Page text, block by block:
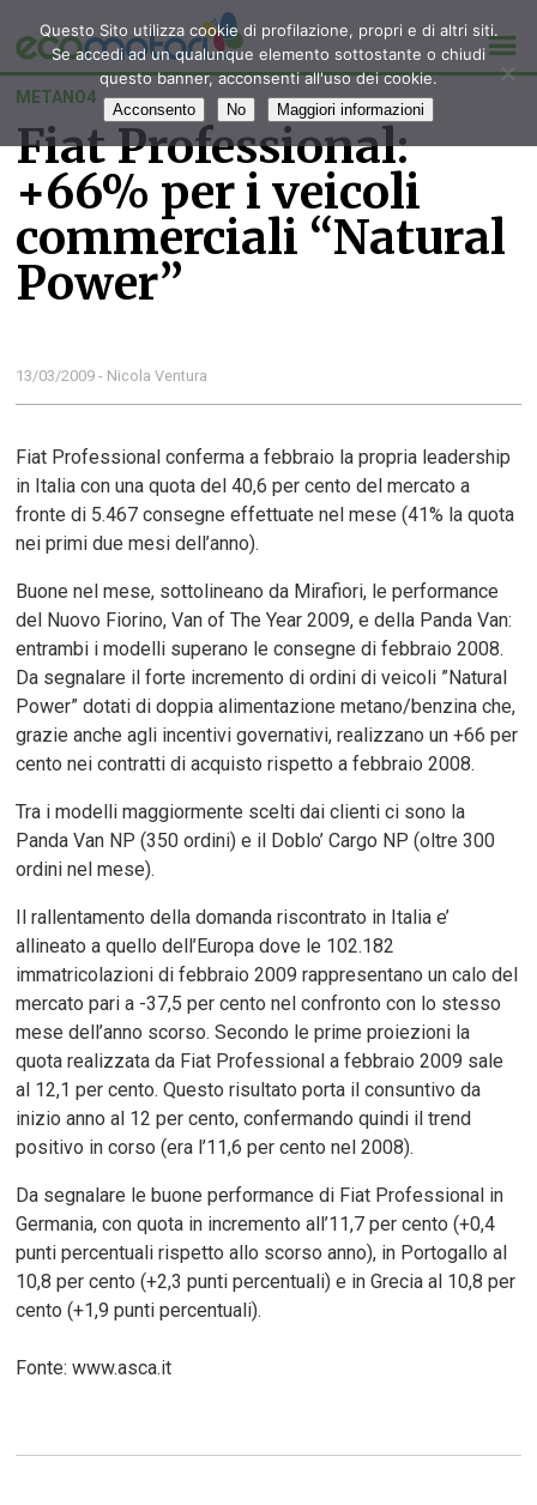
METANO4
Fiat Professional:
+66% per i veicoli
commerciali “Natural
Power”
13/03/2009 - Nicola Ventura
Fiat Professional conferma a febbraio la propria leadership
in Italia con una quota del 40,6 per cento del mercato a
fronte di 5.467 consegne effettuate nel mese (41% la quota
nei primi due mesi dell’anno).
Buone nel mese, sottolineano da Mirafiori, le performance
del Nuovo Fiorino, Van of The Year 2009, e della Panda Van:
entrambi i modelli superano le consegne di febbraio 2008.
Da segnalare il forte incremento di ordini di veicoli ”Natural
Power” dotati di doppia alimentazione metano/benzina che,
grazie anche agli incentivi governativi, realizzano un +66 per
cento nei contratti di acquisto rispetto a febbraio 2008.
Tra i modelli maggiormente scelti dai clienti ci sono la
Panda Van NP (350 ordini) e il Doblo’ Cargo NP (oltre 300
ordini nel mese).
Il rallentamento della domanda riscontrato in Italia e’
allineato a quello dell’Europa dove le 102.182
immatricolazioni di febbraio 2009 rappresentano un calo del
mercato pari a -37,5 per cento nel confronto con lo stesso
mese dell’anno scorso. Secondo le prime proiezioni la
quota realizzata da Fiat Professional a febbraio 2009 sale
al 12,1 per cento. Questo risultato porta il consuntivo da
inizio anno al 12 per cento, confermando quindi il trend
positivo in corso (era l’11,6 per cento nel 2008).
Da segnalare le buone performance di Fiat Professional in
Germania, con quota in incremento all’11,7 per cento (+0,4
punti percentuali rispetto allo scorso anno), in Portogallo al
10,8 per cento (+2,3 punti percentuali) e in Grecia al 10,8 per
cento (+1,9 punti percentuali).
Fonte: www.asca.it
Questo Sito utilizza cookie di profilazione, propri e di altri siti.
Se accedi ad un qualunque elemento sottostante o chiudi
questo banner, acconsenti all'uso dei cookie.
Acconsento No Maggiori informazioni